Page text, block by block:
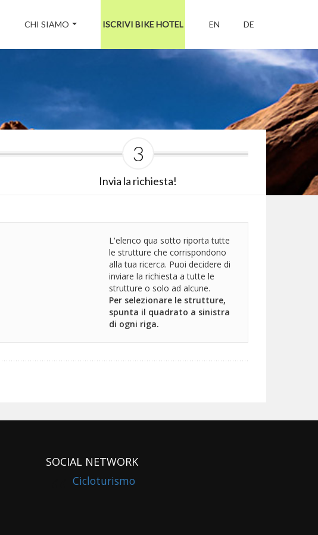
CHI SIAMO ISCRIVI BIKE HOTEL EN DE
3
Invia la richiesta!
L'elenco qua sotto riporta tutte
le strutture che corrispondono
alla tua ricerca. Puoi decidere di
inviare la richiesta a tutte le
strutture o solo ad alcune.
Per selezionare le strutture,
spunta il quadrato a sinistra
di ogni riga.
SOCIAL NETWORK
Cicloturismo